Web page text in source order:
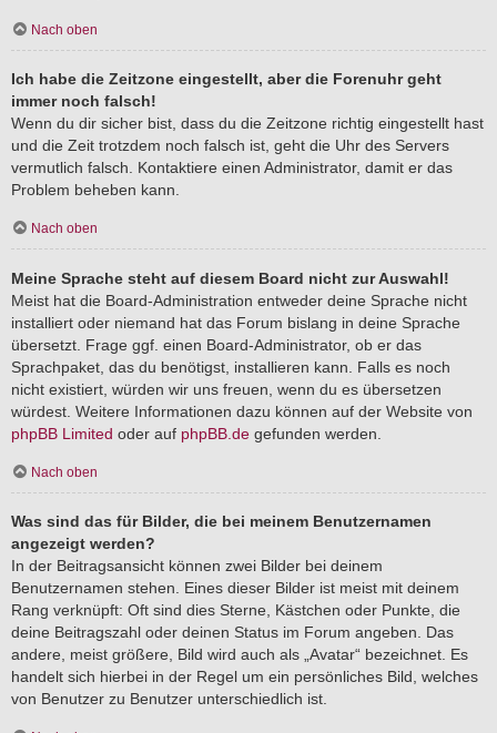
Nach oben
Ich habe die Zeitzone eingestellt, aber die Forenuhr geht
immer noch falsch!
Wenn du dir sicher bist, dass du die Zeitzone richtig eingestellt hast
und die Zeit trotzdem noch falsch ist, geht die Uhr des Servers
vermutlich falsch. Kontaktiere einen Administrator, damit er das
Problem beheben kann.
Nach oben
Meine Sprache steht auf diesem Board nicht zur Auswahl!
Meist hat die Board-Administration entweder deine Sprache nicht
installiert oder niemand hat das Forum bislang in deine Sprache
übersetzt. Frage ggf. einen Board-Administrator, ob er das
Sprachpaket, das du benötigst, installieren kann. Falls es noch
nicht existiert, würden wir uns freuen, wenn du es übersetzen
würdest. Weitere Informationen dazu können auf der Website von
phpBB Limited oder auf phpBB.de gefunden werden.
Nach oben
Was sind das für Bilder, die bei meinem Benutzernamen
angezeigt werden?
In der Beitragsansicht können zwei Bilder bei deinem
Benutzernamen stehen. Eines dieser Bilder ist meist mit deinem
Rang verknüpft: Oft sind dies Sterne, Kästchen oder Punkte, die
deine Beitragszahl oder deinen Status im Forum angeben. Das
andere, meist größere, Bild wird auch als „Avatar“ bezeichnet. Es
handelt sich hierbei in der Regel um ein persönliches Bild, welches
von Benutzer zu Benutzer unterschiedlich ist.